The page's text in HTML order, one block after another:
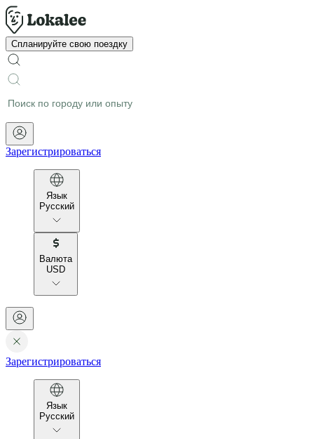
Спланируйте свою поездку
Зарегистрироваться
Язык
Русский
Валюта
USD
Зарегистрироваться
Язык
Русский